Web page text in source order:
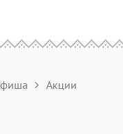
Акции